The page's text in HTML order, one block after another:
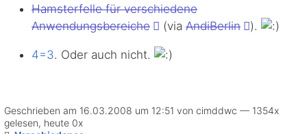
Hamsterfelle für verschiedene
Anwendungsbereiche
(via AndiBerlin ).
4=3. Oder auch nicht.
Geschrieben am 16.03.2008 um 12:51 von cimddwc — 1354x
gelesen, heute 0x